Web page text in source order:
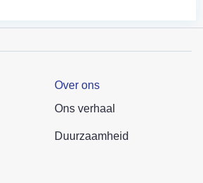
Over ons
Ons verhaal
Duurzaamheid